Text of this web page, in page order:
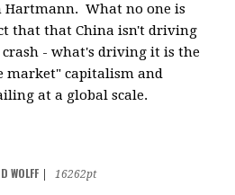
Hartmann. What no one is
that that China isn't driving
- what's driving it is the
market" capitalism and
at a global scale.
WOLFF
16262pt